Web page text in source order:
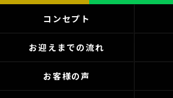
コンセプト
お迎えまでの流れ
お客様の声